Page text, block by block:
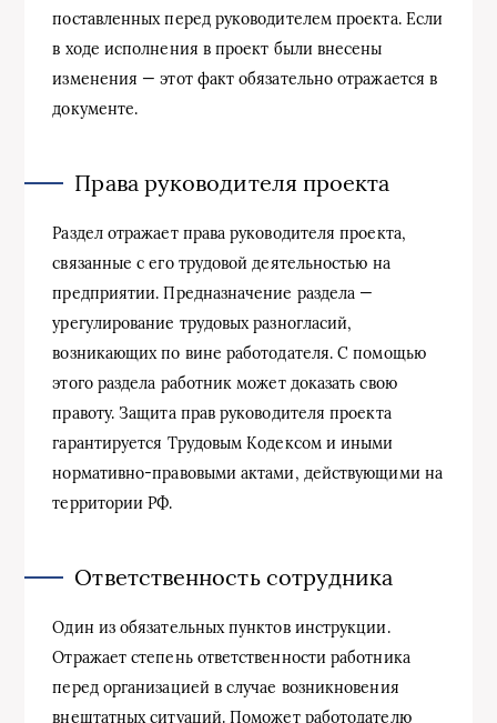
поставленных перед руководителем проекта. Если
в ходе исполнения в проект были внесены
изменения — этот факт обязательно отражается в
документе.
Права руководителя проекта
Раздел отражает права руководителя проекта,
связанные с его трудовой деятельностью на
предприятии. Предназначение раздела —
урегулирование трудовых разногласий,
возникающих по вине работодателя. С помощью
этого раздела работник может доказать свою
правоту. Защита прав руководителя проекта
гарантируется Трудовым Кодексом и иными
нормативно-правовыми актами, действующими на
территории РФ.
Ответственность сотрудника
Один из обязательных пунктов инструкции.
Отражает степень ответственности работника
перед организацией в случае возникновения
внештатных ситуаций. Поможет работодателю